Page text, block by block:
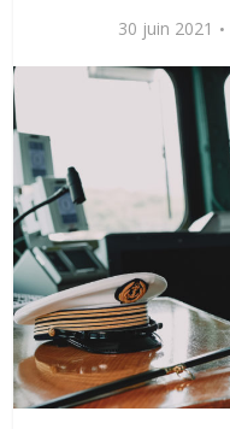
30 juin 2021